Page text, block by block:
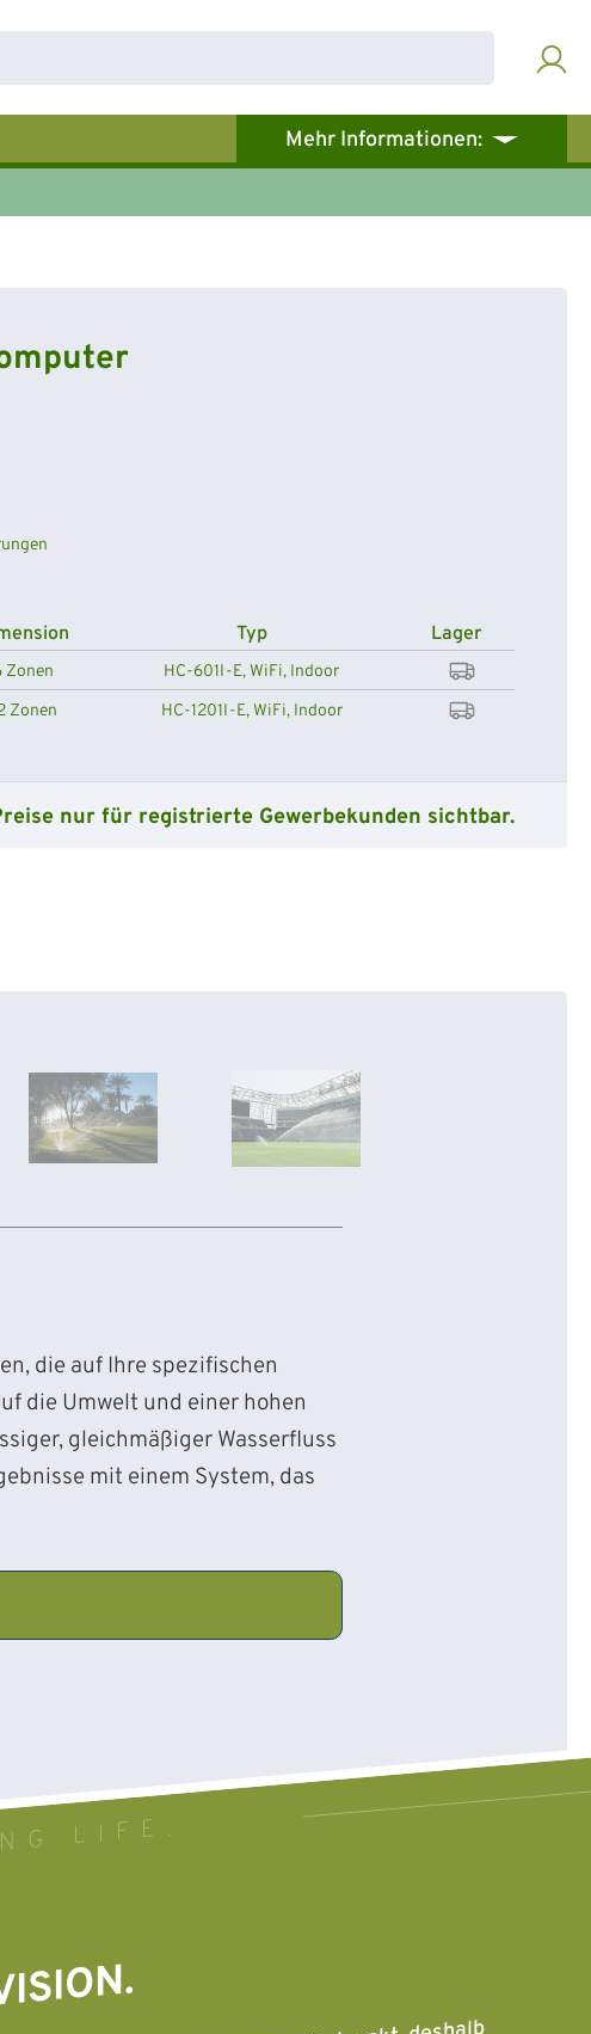
Mehr Informationen:
Typ Lager
Zonen
HC-601I-E, WiFi, Indoor
Zonen HC-1201I-E, WiFi, Indoor
nur für registrierte Gewerbekunden sichtbar.
die auf Ihre spezifischen
die Umwelt und einer hohen
gleichmäßiger Wasserfluss
mit einem System, das
LIFE.